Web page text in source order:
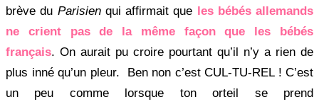
brève du Parisienqui affirmait que les bébés allemands
ne crient pas de la même façon que les bébés
français. On aurait pu croire pourtant qu’il n’y a rien de
plus inné qu’un pleur. Ben non c’est CUL-TU-REL ! C’est
un peu comme lorsque ton orteil se prend